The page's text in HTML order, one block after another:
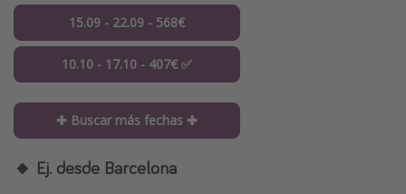
15.09 - 22.09 - 568€
10.10 - 17.10 - 407€ ✅
✚ Buscar más fechas ✚
🔸 Ej. desde Barcelona